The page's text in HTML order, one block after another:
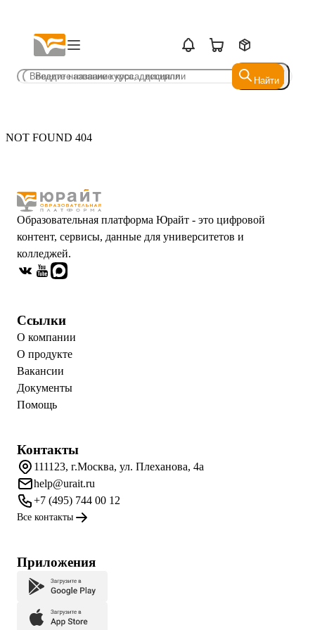
Найти
Найти
NOT FOUND 404
Образовательная платформа Юрайт - это цифровой
контент, сервисы, данные для университетов и
колледжей.
Ссылки
О компании
О продукте
Вакансии
Документы
Помощь
Контакты
111123, г.Москва, ул. Плеханова, 4а
help@urait.ru
+7 (495) 744 00 12
Все контакты
Приложения